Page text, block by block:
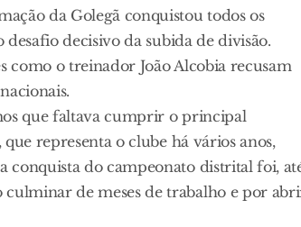
da Golegã conquistou todos os
decisivo da subida de divisão.
como o treinador João Alcobia recusam
que faltava cumprir o principal
representa o clube há vários anos,
conquista do campeonato distrital foi,
de meses de trabalho e por